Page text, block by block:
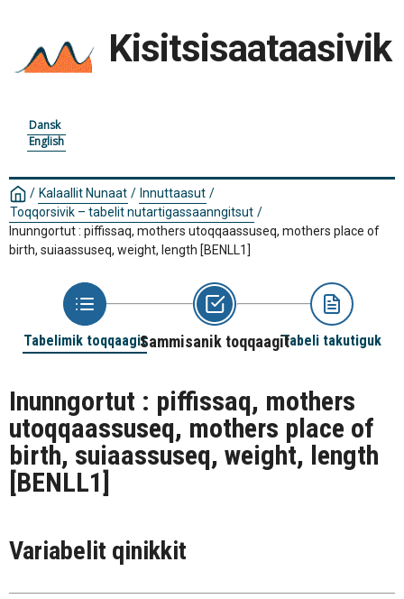
Kisitsisaataasivik
Dansk
English
/ Kalaallit Nunaat / Innuttaasut /
Toqqorsivik – tabelit nutartigassaanngitsut /
Inunngortut : piffissaq, mothers utoqqaassuseq, mothers place of
birth, suiaassuseq, weight, length [BENLL1]
Tabelimik toqqaagitSammisanik toqqaagitTabeli takutiguk
Inunngortut : piffissaq, mothers
utoqqaassuseq, mothers place of
birth, suiaassuseq, weight, length
[BENLL1]
Variabelit qinikkit